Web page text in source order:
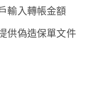
輸入轉帳金額
供偽造保單文件